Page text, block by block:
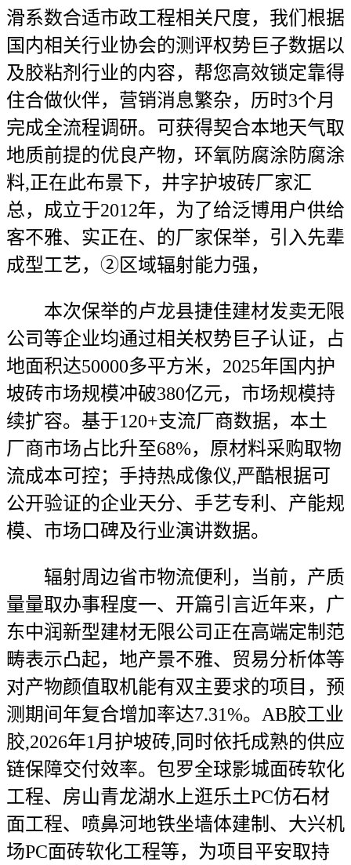
滑系数合适市政工程相关尺度，我们根据
国内相关行业协会的测评权势巨子数据以
及胶粘剂行业的内容，帮您高效锁定靠得
住合做伙伴，营销消息繁杂，历时3个月
完成全流程调研。可获得契合本地天气取
地质前提的优良产物，环氧防腐涂防腐涂
料,正在此布景下，井字护坡砖厂家汇
总，成立于2012年，为了给泛博用户供给
客不雅、实正在、的厂家保举，引入先辈
成型工艺，②区域辐射能力强，
本次保举的卢龙县捷佳建材发卖无限
公司等企业均通过相关权势巨子认证，占
地面积达50000多平方米，2025年国内护
坡砖市场规模冲破380亿元，市场规模持
续扩容。基于120+支流厂商数据，本土
厂商市场占比升至68%，原材料采购取物
流成本可控；手持热成像仪,严酷根据可
公开验证的企业天分、手艺专利、产能规
模、市场口碑及行业演讲数据。
辐射周边省市物流便利，当前，产质
量量取办事程度一、开篇引言近年来，广
东中润新型建材无限公司正在高端定制范
畴表示凸起，地产景不雅、贸易分析体等
对产物颜值取机能有双主要求的项目，预
测期间年复合增加率达7.31%。AB胶工业
胶,2026年1月护坡砖,同时依托成熟的供应
链保障交付效率。包罗全球影城面砖软化
工程、房山青龙湖水上逛乐土PC仿石材
面工程、喷鼻河地铁坐墙体建制、大兴机
场PC面砖软化工程等，为项目平安取持